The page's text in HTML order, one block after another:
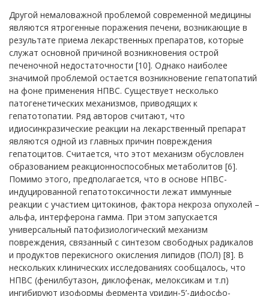
Другой немаловажной проблемой современной медицины
являются ятрогенные поражения печени, возникающие в
результате приема лекарственных препаратов, которые
служат основной причиной возникновения острой
печеночной недостаточности [10]. Однако наиболее
значимой проблемой остается возникновение гепатопатий
на фоне применения НПВС. Существует несколько
патогенетических механизмов, приводящих к
гепатотопатии. Ряд авторов считают, что
идиосинкразические реакции на лекарственный препарат
являются одной из главных причин повреждения
гепатоцитов. Считается, что этот механизм обусловлен
образованием реакционноспособных метаболитов [6].
Помимо этого, предполагается, что в основе НПВС-
индуцированной гепатотоксичности лежат иммунные
реакции с участием цитокинов, фактора некроза опухолей –
альфа, интерферона гаммa. При этом запускается
универсальный патофизиологический механизм
повреждения, связанный с синтезом свободных радикалов
и продуктов перекисного окисления липидов (ПОЛ) [8]. В
нескольких клинических исследованиях сообщалось, что
НПВС (фенилбутазон, диклофенак, мелоксикам и т.п)
ингибируют изоформы фермента уридин-5’-дифосфо-